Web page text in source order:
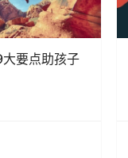
要点助孩子